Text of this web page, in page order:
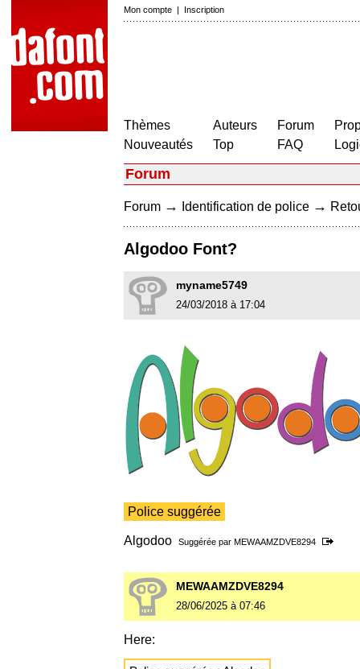
Mon compte | Inscription
Thèmes
Nouveautés
Auteurs
Top
Forum
FAQ
Forum
Forum → Identification de police →
Algodoo Font?
myname5749
24/03/2018 à 17:04
Police suggérée
Algodoo Suggérée par MEWAAMZDVE8294
MEWAAMZDVE8294
28/06/2025 à 07:46
Here: